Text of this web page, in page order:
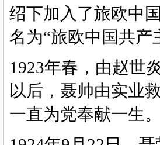
绍下加入了旅欧中
名为“旅欧中国共产
1923年春，由赵世
以后，聂帅由实业
一直为党奉献一生。